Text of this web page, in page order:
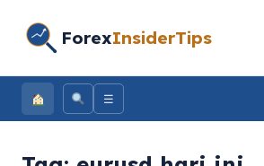
ForexInsiderTips
☰